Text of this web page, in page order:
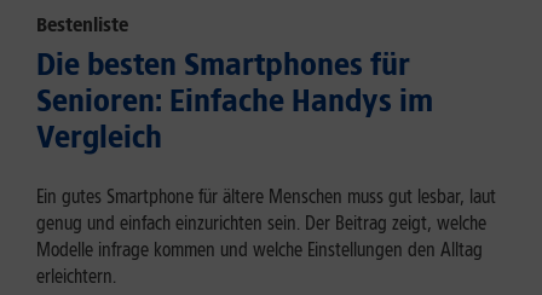
Bestenliste
Die besten Smartphones für
Senioren: Einfache Handys im
Vergleich
Ein gutes Smartphone für ältere Menschen muss gut lesbar, laut
genug und einfach einzurichten sein. Der Beitrag zeigt, welche
Modelle infrage kommen und welche Einstellungen den Alltag
erleichtern.